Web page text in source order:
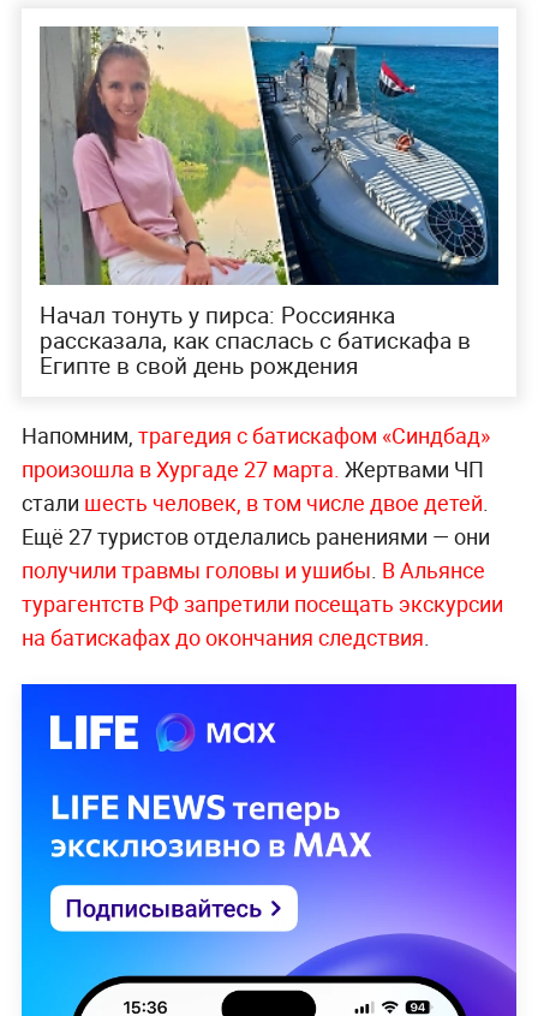
Начал тонуть у пирса: Россиянка
рассказала, как спаслась с батискафа в
Египте в свой день рождения
Напомним, трагедия с батискафом «Синдбад»
произошла в Хургаде 27 марта. Жертвами ЧП
стали шесть человек, в том числе двое детей
Ещё 27 туристов отделались ранениями — они
получили травмы головы и ушибы В Альянсе
турагентств РФ запретили посещать экскурсии
на батискафах до окончания следствия